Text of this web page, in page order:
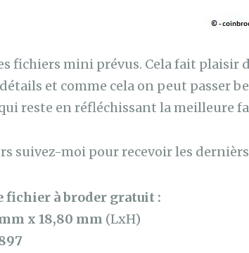
fichiers mini prévus. Cela fait plaisir
et comme cela on peut passer
reste en réfléchissant la meilleure
suivez-moi pour recevoir les
à broder gratuit :
x 18,80 mm (LxH)